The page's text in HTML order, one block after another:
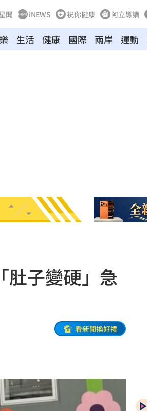
聞 iNEWS 祝你健康 阿立導讀
生活 健康 國際 兩岸 運動
肚子變硬」急
看新聞換好禮